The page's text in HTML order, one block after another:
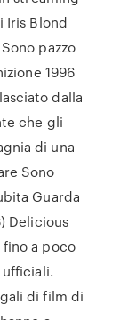
Iris Blond
pazzo
1996
dalla
che gli
di una
Sono
Guarda
Delicious
a poco
di film di